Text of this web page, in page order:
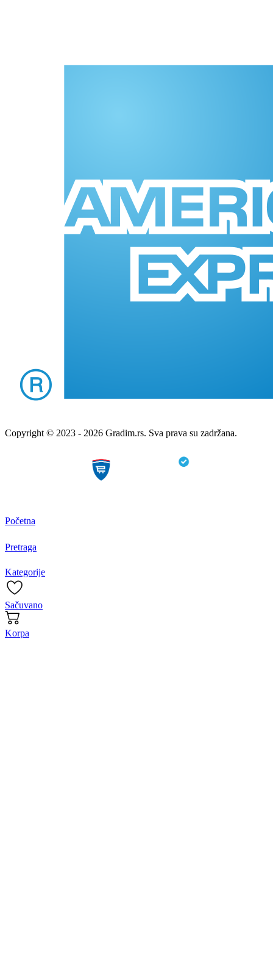
Copyright © 2023 - 2026 Gradim.rs. Sva prava su zadržana.
Početna
Pretraga
Kategorije
Sačuvano
Korpa